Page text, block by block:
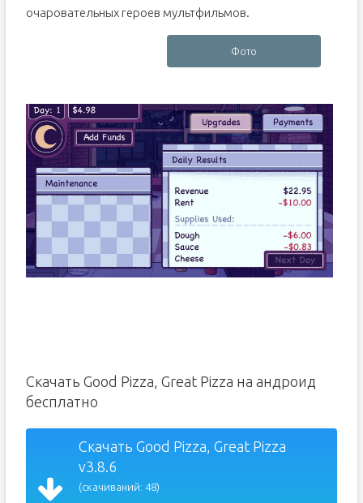
очаровательных героев мультфильмов.
Фото
Скачать Good Pizza, Great Pizza на андроид
бесплатно
Скачать Good Pizza, Great Pizza
v3.8.6
(скачиваний: 48)